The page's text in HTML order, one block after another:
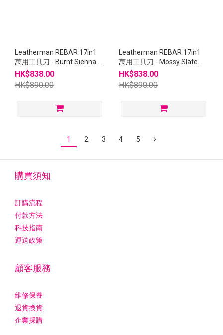
Leatherman REBAR 17in1
萬用工具刀 - Burnt Sienna
#833313
HK$838.00
HK$890.00
Leatherman REBAR 17in1
萬用工具刀 - Mossy Slate
#833315
HK$838.00
HK$890.00
1 2 3 4 5
購買須知
訂購流程
付款方法
科技指南
運送政策
顧客服務
維修保養
退貨換貨
企業採購